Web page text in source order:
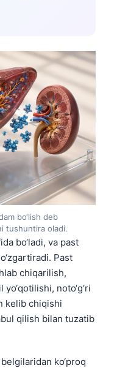
bo‘lish deb
tushuntira oladi.
bo‘ladi, va past
Past
chiqarilish,
noto‘g‘ri
kelib chiqishi
qilish bilan tuzatib
ko‘proq